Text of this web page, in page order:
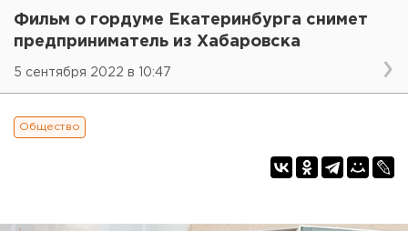
Фильм о гордуме Екатеринбурга снимет
предприниматель из Хабаровска
5 сентября 2022 в 10:47
Общество